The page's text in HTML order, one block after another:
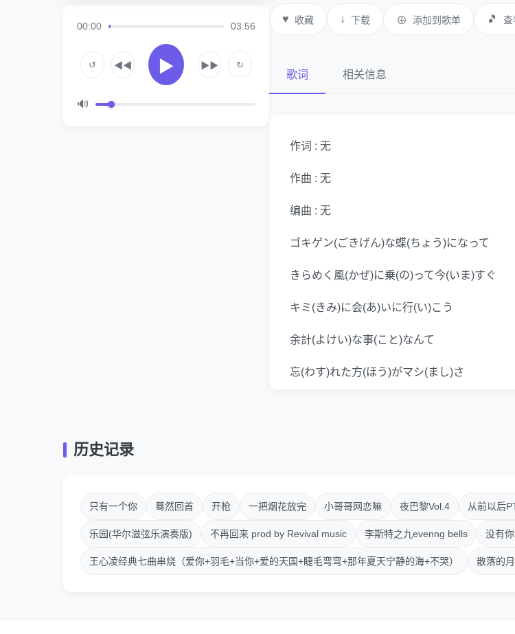
00:00 03:56
↺ ◀◀ ▶ ▶▶ ↻
🔊
♥ 收藏 ↓ 下载 ⊕ 添加到歌单 🎵 查
歌词 相关信息
作词 : 无
作曲 : 无
编曲 : 无
ゴキゲン(ごきげん)な蝶(ちょう)になって
きらめく風(かぜ)に乗(の)って今(いま)すぐ
キミ(きみ)に会(あ)いに行(い)こう
余計(よけい)な事(こと)なんて
忘(わす)れた方(ほう)がマシ(まし)さ
だけどwow
明日(あした)の予定(よてい)もわからない
無限大(むげんだい)な夢(ゆめ)のあとの
历史记录
只有一个你 蓦然回首 开枪 一把烟花放完 小哥哥网恋嘛 夜巴黎Vol.4 从前以后
乐园(华尔滋弦乐演奏版) 不再回来 prod by Revival music 李斯特之九evenng bells 没有
王心凌经典七曲串烧（爱你+羽毛+当你+爱的天国+睫毛弯弯+那年夏天宁静的海+不哭） 散落的